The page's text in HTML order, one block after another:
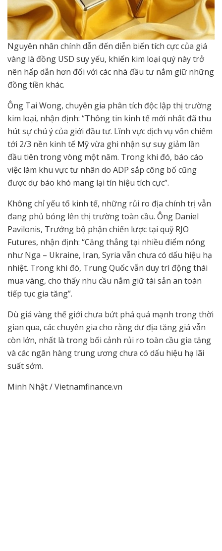
Nguyên nhân chính dẫn đến diễn biến tích cực của giá
vàng là đồng USD suy yếu, khiến kim loại quý này trở
nên hấp dẫn hơn đối với các nhà đầu tư nắm giữ những
đồng tiền khác.
Ông Tai Wong, chuyên gia phân tích độc lập thị trường
kim loại, nhận định: “Thông tin kinh tế mới nhất đã thu
hút sự chú ý của giới đầu tư. Lĩnh vực dịch vụ vốn chiếm
tới 2/3 nền kinh tế Mỹ vừa ghi nhận sự suy giảm lần
đầu tiên trong vòng một năm. Trong khi đó, báo cáo
việc làm khu vực tư nhân do ADP sắp công bố cũng
được dự báo khó mang lại tín hiệu tích cực”.
Không chỉ yếu tố kinh tế, những rủi ro địa chính trị vẫn
đang phủ bóng lên thị trường toàn cầu. Ông Daniel
Pavilonis, Trưởng bộ phận chiến lược tại quỹ RJO
Futures, nhận định: “Căng thẳng tại nhiều điểm nóng
như Nga – Ukraine, Iran, Syria vẫn chưa có dấu hiệu hạ
nhiệt. Trong khi đó, Trung Quốc vẫn duy trì động thái
mua vàng, cho thấy nhu cầu nắm giữ tài sản an toàn
tiếp tục gia tăng”.
Dù giá vàng thế giới chưa bứt phá quá mạnh trong thời
gian qua, các chuyên gia cho rằng dư địa tăng giá vẫn
còn lớn, nhất là trong bối cảnh rủi ro toàn cầu gia tăng
và các ngân hàng trung ương chưa có dấu hiệu hạ lãi
suất sớm.
Minh Nhật / Vietnamfinance.vn